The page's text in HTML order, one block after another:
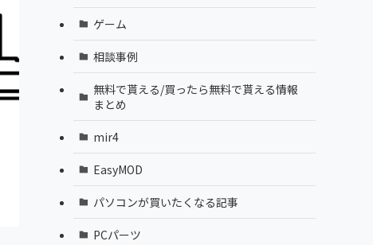
ゲーム
相談事例
無料で貰える/買ったら無料で貰える情報
まとめ
mir4
EasyMOD
パソコンが買いたくなる記事
PCパーツ